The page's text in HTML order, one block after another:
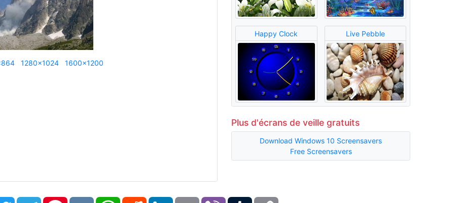
1280x1024 1600x1200
Happy Clock Live Pebble
Plus d'écrans de veille gratuits
Download Windows 10 Screensavers
Free Screensavers